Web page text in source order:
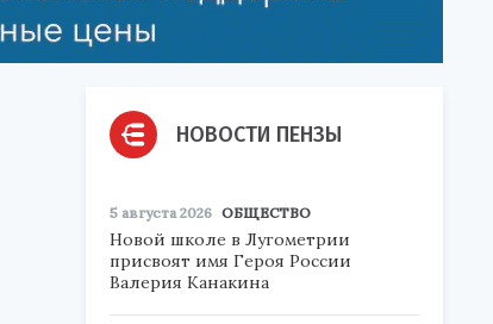
НОВОСТИ ПЕНЗЫ
5 августа 2026 ОБЩЕСТВО
Новой школе в Лугометрии
присвоят имя Героя России
Валерия Канакина